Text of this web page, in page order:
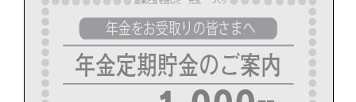
産直店舗のご案内
農産物直売事業とは